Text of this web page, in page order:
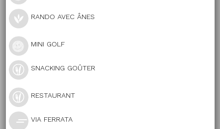
RANDO AVEC ÂNES
MINI GOLF
SNACKING GOÛTER
RESTAURANT
VIA FERRATA